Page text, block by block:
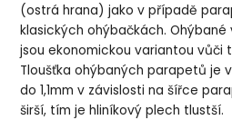
(ostrá hrana) jako v případě
klasických ohýbačkách.
jsou ekonomickou variantou vůči
Tloušťka ohýbaných parapetů je
do 1,1mm v závislosti na šířce
širší, tím je hliníkový plech tlustší.